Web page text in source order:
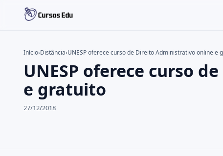
Buscar no site
Pressione Enter para buscar ou ESC para fechar.
Início›Distância›UNESP oferece curso de Direito Administrativo online e
UNESP oferece curso
e gratuito
27/12/2018